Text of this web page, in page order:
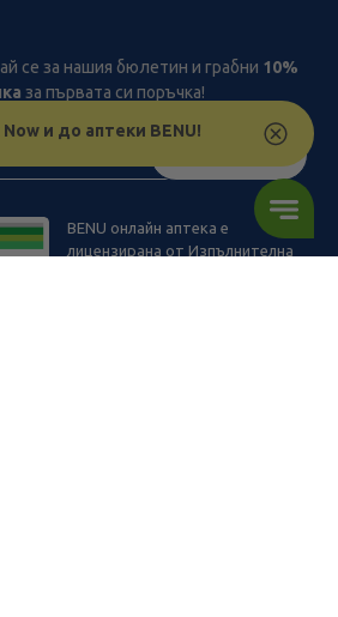
и до аптеки BENU!
се за нашия бюлетин и грабни 10%
за първата си поръчка!
BENU онлайн аптека е
лицензирана от Изпълнителна